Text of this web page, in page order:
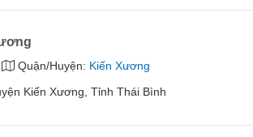
Quận/Huyện: Kiến Xương
Kiến Xương, Tỉnh Thái Bình